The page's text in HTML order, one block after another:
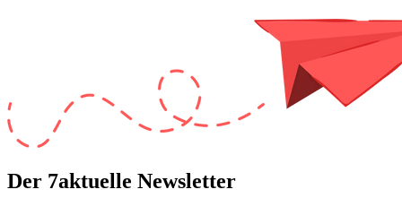
Der 7aktuelle Newsletter